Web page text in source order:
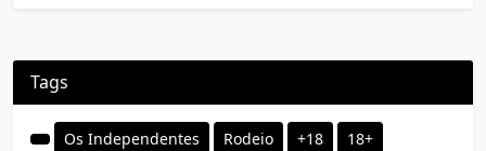
Tags
Os Independentes Rodeio +18 18+